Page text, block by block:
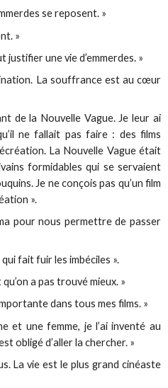
se reposent. »
»
justifier une vie d’emmerdes. »
La souffrance est au cœur
de la Nouvelle Vague. Je leur ai
ne fallait pas faire : des films
La Nouvelle Vague était
formidables qui se servaient
Je ne conçois pas qu’un film
».
pour nous permettre de passer
fait fuir les imbéciles ».
a pas trouvé mieux. »
dans tous mes films. »
et une femme, je l’ai inventé au
obligé d’aller la chercher. »
La vie est le plus grand cinéaste